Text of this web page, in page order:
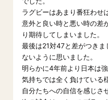
ラグビーはあまり番狂わせ
意外と良い時と悪い時の差
り期待してしまいました。
最後は21対47と差がつき
ないように思いました。
明らかに4年前より日本は強
気持ちでは全く負けている
自分たちへの自信を感じさ